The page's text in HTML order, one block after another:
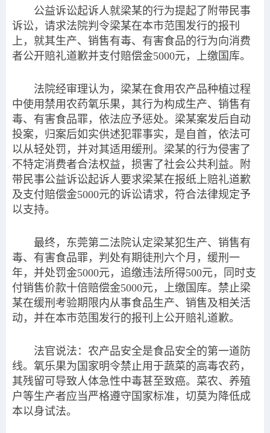
公益诉讼起诉人就梁某的行为提起了附带民事
诉讼，请求法院判令梁某在本市范围发行的报刊
上，就其生产、销售有毒、有害食品的行为向消费
者公开赔礼道歉并支付赔偿金5000元，上缴国库。
法院经审理认为，梁某在食用农产品种植过程
中使用禁用农药氧乐果，其行为构成生产、销售有
毒、有害食品罪，依法应予惩处。梁某案发后自动
投案，归案后如实供述犯罪事实，是自首，依法可
以从轻处罚，并对其适用缓刑。梁某的行为侵害了
不特定消费者合法权益，损害了社会公共利益。附
带民事公益诉讼起诉人要求梁某在报纸上赔礼道歉
及支付赔偿金5000元的诉讼请求，符合法律规定予
以支持。
最终，东莞第二法院认定梁某犯生产、销售有
毒、有害食品罪，判处有期徒刑六个月，缓刑一
年，并处罚金5000元，追缴违法所得500元，同时支
付销售价款十倍赔偿金5000元，上缴国库。禁止梁
某在缓刑考验期限内从事食品生产、销售及相关活
动，并在本市范围发行的报刊上公开赔礼道歉。
法官说法：农产品安全是食品安全的第一道防
线。氧乐果为国家明令禁止用于蔬菜的高毒农药，
其残留可导致人体急性中毒甚至致癌。菜农、养殖
户等生产者应当严格遵守国家标准，切莫为降低成
本以身试法。